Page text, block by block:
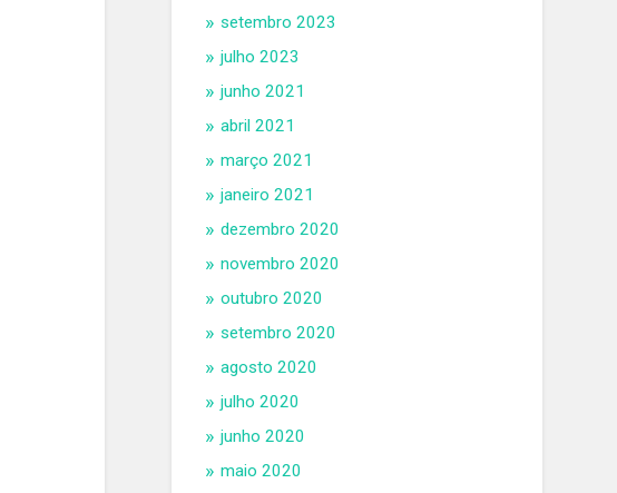
setembro 2023
julho 2023
junho 2021
abril 2021
março 2021
janeiro 2021
dezembro 2020
novembro 2020
outubro 2020
setembro 2020
agosto 2020
julho 2020
junho 2020
maio 2020